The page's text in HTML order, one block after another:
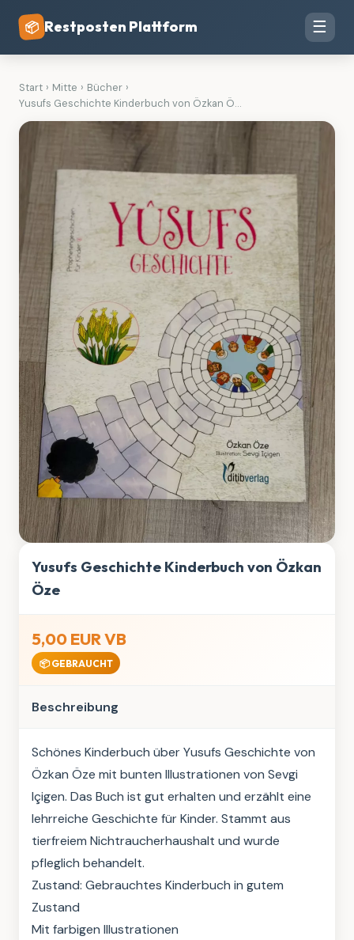
📦 Restposten Plattform ☰
Start › Mitte › Bücher ›
Yusufs Geschichte Kinderbuch von Özkan Ö...
Yusufs Geschichte Kinderbuch von Özkan
Öze
5,00 EUR VB
📦 GEBRAUCHT
Beschreibung
Schönes Kinderbuch über Yusufs Geschichte von
Özkan Öze mit bunten Illustrationen von Sevgi
Içigen. Das Buch ist gut erhalten und erzählt eine
lehrreiche Geschichte für Kinder. Stammt aus
tierfreiem Nichtraucherhaushalt und wurde
pfleglich behandelt.
Zustand: Gebrauchtes Kinderbuch in gutem
Zustand
Mit farbigen Illustrationen